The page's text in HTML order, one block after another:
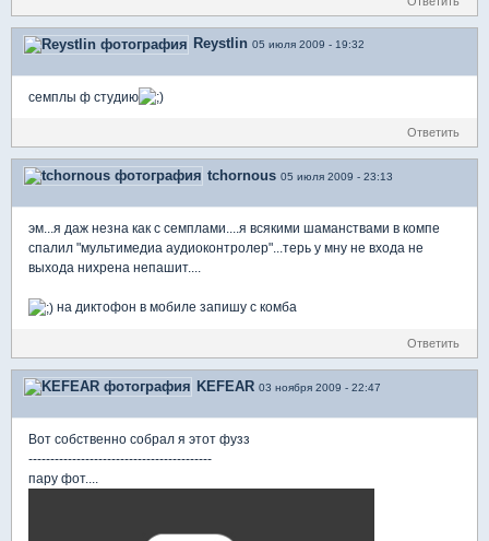
Reystlin 05 июля 2009 - 19:32
семплы ф студию
Ответить
tchornous 05 июля 2009 - 23:13
эм...я даж незна как с семплами....я всякими шаманствами в компе
спалил "мультимедиа аудиоконтролер"...терь у мну не входа не
выхода нихрена непашит....
на диктофон в мобиле запишу с комба
Ответить
KEFEAR 03 ноября 2009 - 22:47
Вот собственно собрал я этот фузз
------------------------------------------
пару фот....